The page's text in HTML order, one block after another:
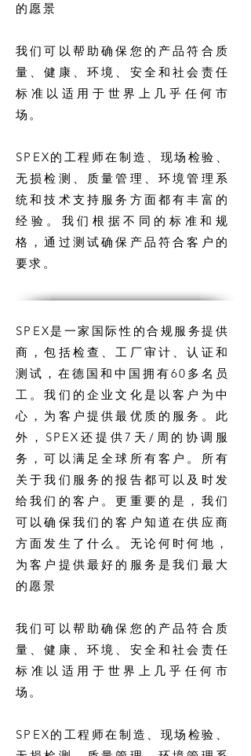
的愿景
我们可以帮助确保您的产品符合质
量、健康、环境、安全和社会责任
标准以适用于世界上几乎任何市
场。
SPEX的工程师在制造、现场检验、
无损检测、质量管理、环境管理系
统和技术支持服务方面都有丰富的
经验。我们根据不同的标准和规
格，通过测试确保产品符合客户的
要求。
SPEX是一家国际性的合规服务提供
商，包括检查、工厂审计、认证和
测试，在德国和中国拥有60多名员
工。我们的企业文化是以客户为中
心，为客户提供最优质的服务。此
外，SPEX还提供7天/周的协调服
务，可以满足全球所有客户。所有
关于我们服务的报告都可以及时发
给我们的客户。更重要的是，我们
可以确保我们的客户知道在供应商
方面发生了什么。无论何时何地，
为客户提供最好的服务是我们最大
的愿景
我们可以帮助确保您的产品符合质
量、健康、环境、安全和社会责任
标准以适用于世界上几乎任何市
场。
SPEX的工程师在制造、现场检验、